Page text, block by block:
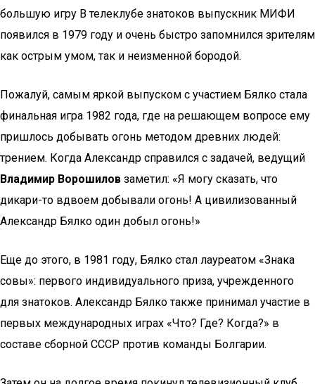
большую игру В телеклубе знатоков выпускник МИФИ
появился в 1979 году и очень быстро запомнился зрителям
как острым умом, так и неизменной бородой.
Пожалуй, самым яркой выпуском с участием Бялко стала
финальная игра 1982 года, где на решающем вопросе ему
пришлось добывать огонь методом древних людей:
трением. Когда Александр справился с задачей, ведущий
Владимир Ворошилов заметил: «Я могу сказать, что
дикари-то вдвоем добывали огонь! А цивилизованный
Александр Бялко один добыл огонь!»
Еще до этого, в 1981 году, Бялко стал лауреатом «Знака
совы»: первого индивидуального приза, учрежденного
для знатоков. Александр Бялко также принимал участие в
первых международных играх «Что? Где? Когда?» в
составе сборной СССР против команды Болгарии.